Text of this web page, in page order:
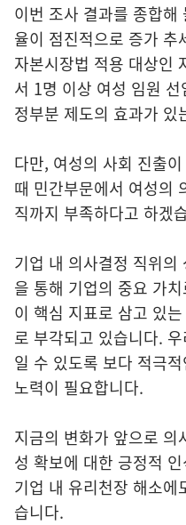
이번 조사 결과를 종합해
율이 점진적으로 증가
자본시장법 적용 대상인
서 1명 이상 여성 임원
정부분 제도의 효과가 있
다만, 여성의 사회 진출
때 민간부문에서 여성의
직까지 부족하다고 하겠
기업 내 의사결정 직위의
을 통해 기업의 중요 가
이 핵심 지표로 삼고 있
로 부각되고 있습니다.
일 수 있도록 보다 적극
노력이 필요합니다.
지금의 변화가 앞으로
성 확보에 대한 긍정적
기업 내 유리천장 해소에
습니다.